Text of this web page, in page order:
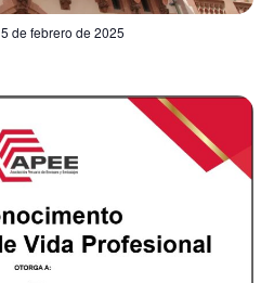
5 de febrero de 2025